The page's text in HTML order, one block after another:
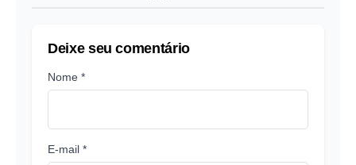
Deixe seu comentário
Nome *
E-mail *